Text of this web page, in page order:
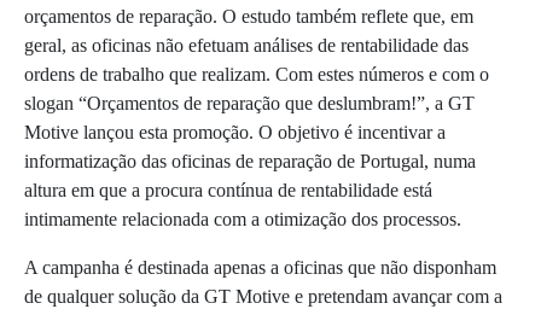
orçamentos de reparação. O estudo também reflete que, em
geral, as oficinas não efetuam análises de rentabilidade das
ordens de trabalho que realizam. Com estes números e com o
slogan “Orçamentos de reparação que deslumbram!”, a GT
Motive lançou esta promoção. O objetivo é incentivar a
informatização das oficinas de reparação de Portugal, numa
altura em que a procura contínua de rentabilidade está
intimamente relacionada com a otimização dos processos.
A campanha é destinada apenas a oficinas que não disponham
de qualquer solução da GT Motive e pretendam avançar com a